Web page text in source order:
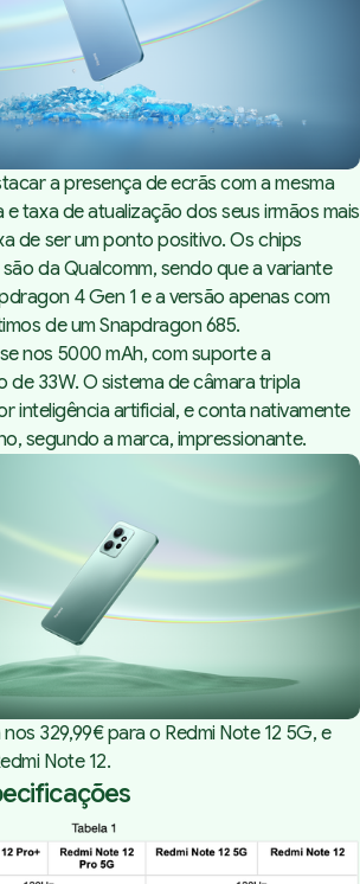
a presença de ecrãs com a mesma
taxa de atualização dos seus irmãos mais
de ser um ponto positivo. Os chips
da Qualcomm, sendo que a variante
4 Gen 1 e a versão apenas com
de um Snapdragon 685.
nos 5000 mAh, com suporte a
33W. O sistema de câmara tripla
inteligência artificial, e conta nativamente
segundo a marca, impressionante.
329,99€ para o Redmi Note 12 5G, e
Note 12.